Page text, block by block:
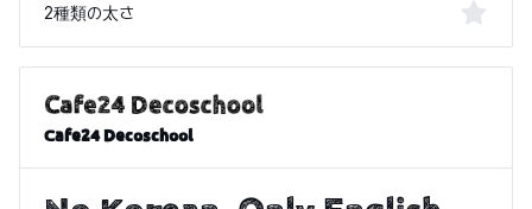
2種類の太さ
Cafe24 Decoschool